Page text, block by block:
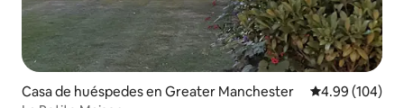
Casa de huéspedes en Greater Manchester Calificación
4.99 (104)